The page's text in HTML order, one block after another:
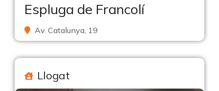
Espluga de Francolí
Av. Catalunya, 19
Llogat